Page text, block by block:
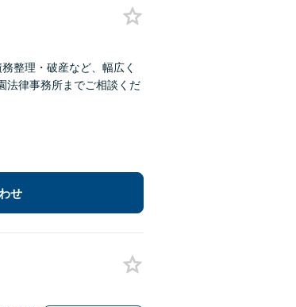
整理・破産など、幅広く
法律事務所までご相談くだ
せ